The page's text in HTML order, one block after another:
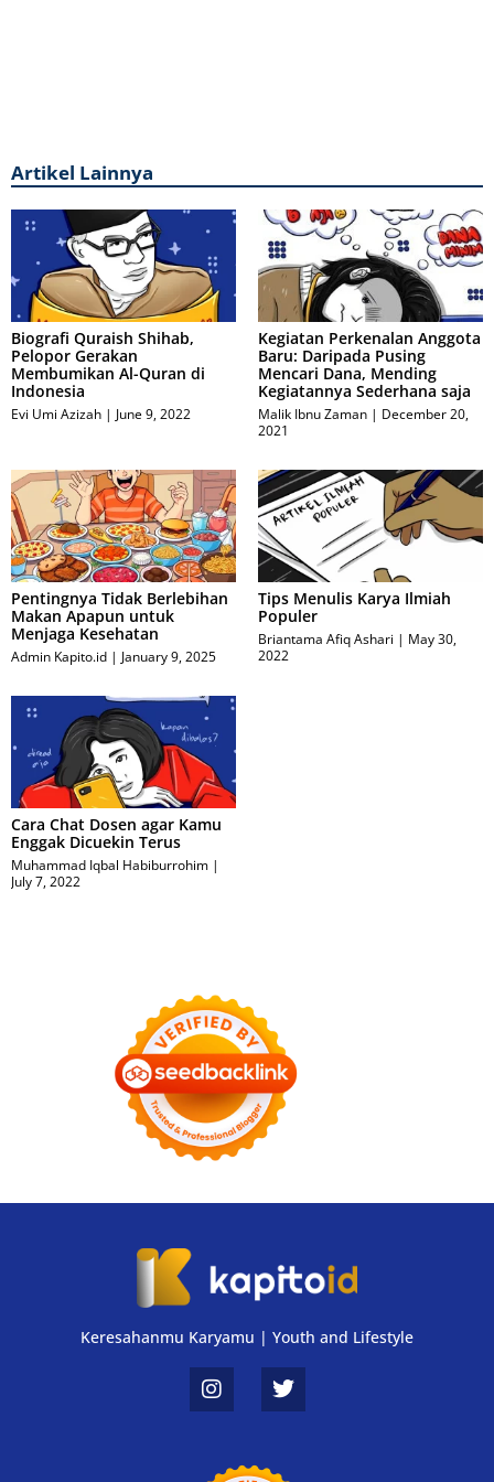
Artikel Lainnya
Biografi Quraish Shihab,
Pelopor Gerakan
Membumikan Al-Quran di
Indonesia
Evi Umi Azizah June 9, 2022
Kegiatan Perkenalan Anggota
Baru: Daripada Pusing
Mencari Dana, Mending
Kegiatannya Sederhana saja
Malik Ibnu Zaman
December 20,
2021
Pentingnya Tidak Berlebihan
Makan Apapun untuk
Menjaga Kesehatan
Admin Kapito.id January 9, 2025
Tips Menulis Karya Ilmiah
Populer
Briantama Afiq Ashari
May 30,
2022
Cara Chat Dosen agar Kamu
Enggak Dicuekin Terus
Muhammad Iqbal Habiburrohim
July 7, 2022
Keresahanmu Karyamu | Youth and Lifestyle